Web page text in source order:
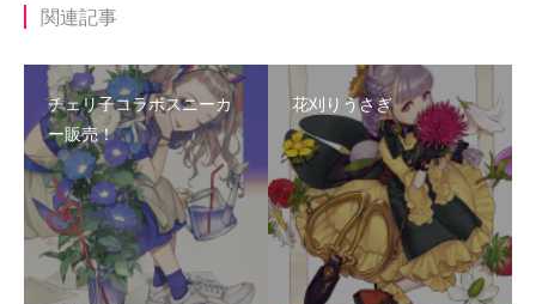
関連記事
チェリ子コラボスニーカ
ー販売！
花刈りうさぎ